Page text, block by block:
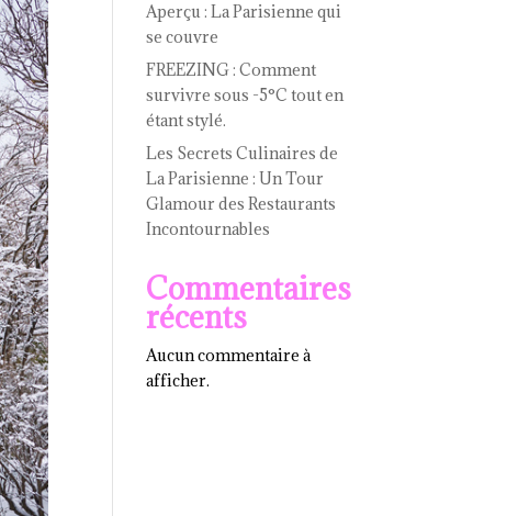
Aperçu : La Parisienne qui
se couvre
FREEZING : Comment
survivre sous -5°C tout en
étant stylé.
Les Secrets Culinaires de
La Parisienne : Un Tour
Glamour des Restaurants
Incontournables
Commentaires
récents
Aucun commentaire à
afficher.